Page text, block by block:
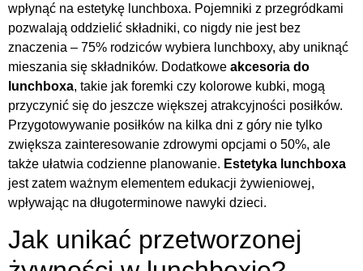
wpłynąć na estetykę lunchboxa. Pojemniki z przegródkami
pozwalają oddzielić składniki, co nigdy nie jest bez
znaczenia – 75% rodziców wybiera lunchboxy, aby uniknąć
mieszania się składników. Dodatkowe akcesoria do
lunchboxa, takie jak foremki czy kolorowe kubki, mogą
przyczynić się do jeszcze większej atrakcyjności posiłków.
Przygotowywanie posiłków na kilka dni z góry nie tylko
zwiększa zainteresowanie zdrowymi opcjami o 50%, ale
także ułatwia codzienne planowanie. Estetyka lunchboxa
jest zatem ważnym elementem edukacji żywieniowej,
wpływając na długoterminowe nawyki dzieci.
Jak unikać przetworzonej